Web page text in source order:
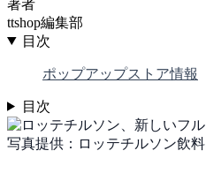
著者
ttshop編集部
目次
ポップアップストア情報
目次
写真提供：ロッテチルソン飲料